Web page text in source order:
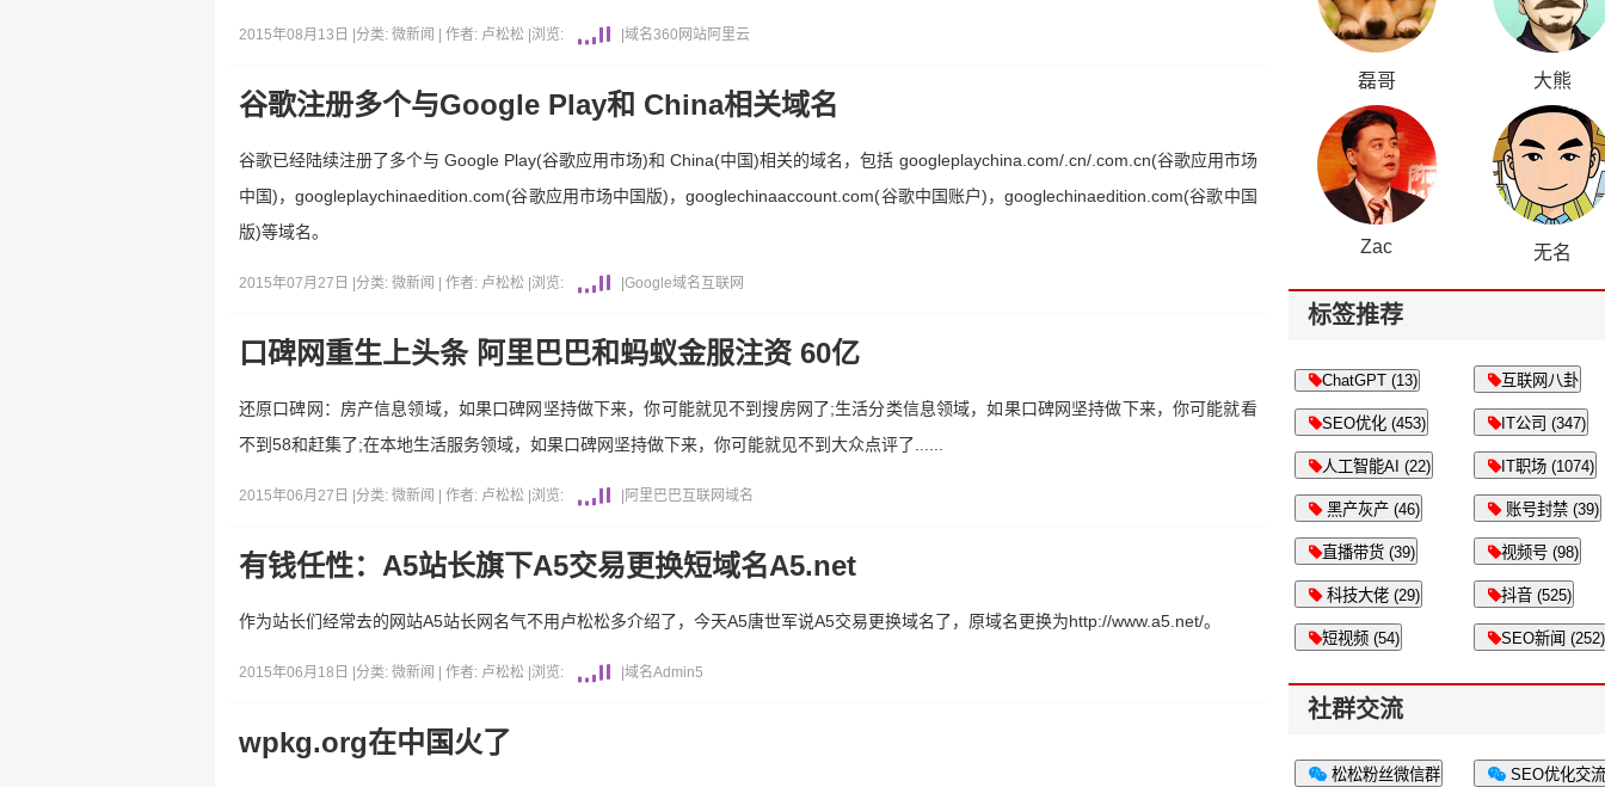
2015年08月13日 | 分类: 微新闻 | 作者: 卢松松 浏览: 域名360 网站阿里云
谷歌注册多个与Google Play和 China相关域名
谷歌已经陆续注册了多个与 Google Play(谷歌应用市场)和 China(中国)相关的域名，包括 googleplaychina.com/.cn/.com.cn(谷歌应用市场
中国)，googleplaychinaedition.com(谷歌应用市场中国版)，googlechinaaccount.com(谷歌中国账户)，googlechinaedition.com(谷歌中国
版)等域名。
2015年07月27日 | 分类: 微新闻 | 作者: 卢松松 浏览: Google域名 互联网
口碑网重生上头条 阿里巴巴和蚂蚁金服注资 60亿
还原口碑网：房产信息领域，如果口碑网坚持做下来，你可能就见不到搜房网了;生活分类信息领域，如果口碑网坚持做下来，你可能就看
不到58和赶集了;在本地生活服务领域，如果口碑网坚持做下来，你可能就见不到大众点评了......
2015年06月27日 | 分类: 微新闻 | 作者: 卢松松 浏览: 阿里巴巴互联网域名
有钱任性：A5站长旗下A5交易更换短域名A5.net
作为站长们经常去的网站A5站长网名气不用卢松松多介绍了，今天A5唐世军说A5交易更换域名了，原域名更换为http://www.a5.net/。
2015年06月18日 | 分类: 微新闻 | 作者: 卢松松 浏览: 域名Admin5
wpkg.org在中国火了
磊哥 大熊
Zac 无名
标签推荐
ChatGPT (13) 互联网八卦
SEO优化 (453) IT公司 (347)
人工智能AI (22) IT职场 (1074)
黑产灰产 (46) 账号封禁 (39)
直播带货 (39) 视频号 (98)
科技大佬 (29) 抖音 (525)
短视频 (54) SEO新闻 (252)
社群交流
松松粉丝微信群 SEO优化交